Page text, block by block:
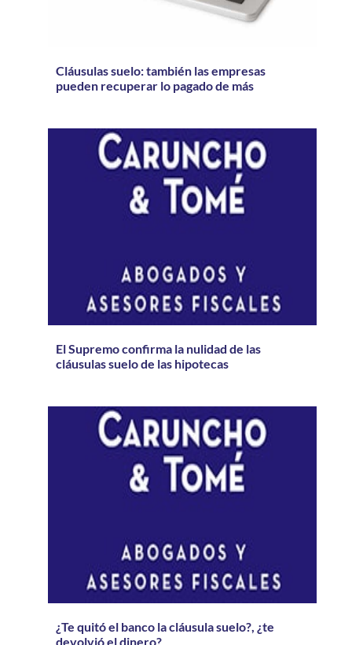
Cláusulas suelo: también las empresas
pueden recuperar lo pagado de más
El Supremo confirma la nulidad de las
cláusulas suelo de las hipotecas
¿Te quitó el banco la cláusula suelo?, ¿te
devolvió el dinero?